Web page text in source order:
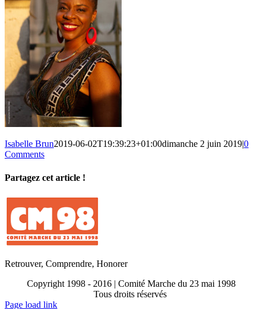
Isabelle Brun2019-06-02T19:39:23+01:00dimanche 2 juin 2019|0
Comments
Partagez cet article !
Facebook
X
Reddit
LinkedIn
WhatsApp
Telegram
Tumblr
Pinterest
Vk
Xing
Email
Retrouver, Comprendre, Honorer
Copyright 1998 - 2016 | Comité Marche du 23 mai 1998
Tous droits réservés
Toggle
Page load link